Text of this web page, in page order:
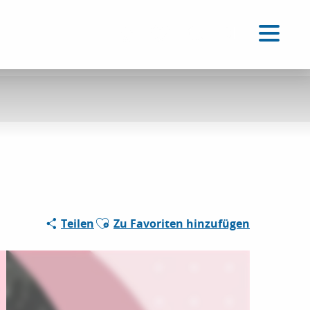
TeilenAjouter aux favoris
Zu Favoriten hinzufügen